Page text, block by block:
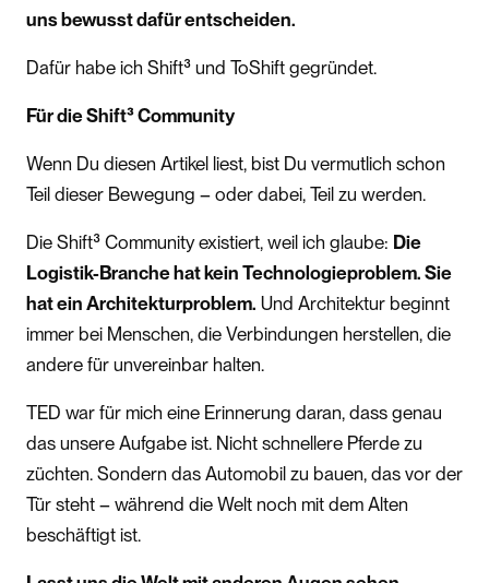
uns bewusst dafür entscheiden.
Dafür habe ich Shift³ und ToShift gegründet.
Für die Shift³ Community
Wenn Du diesen Artikel liest, bist Du vermutlich schon
Teil dieser Bewegung – oder dabei, Teil zu werden.
Die Shift³ Community existiert, weil ich glaube: Die
Logistik-Branche hat kein Technologieproblem. Sie
hat ein Architekturproblem. Und Architektur beginnt
immer bei Menschen, die Verbindungen herstellen, die
andere für unvereinbar halten.
TED war für mich eine Erinnerung daran, dass genau
das unsere Aufgabe ist. Nicht schnellere Pferde zu
züchten. Sondern das Automobil zu bauen, das vor der
Tür steht – während die Welt noch mit dem Alten
beschäftigt ist.